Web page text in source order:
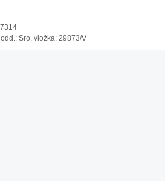
Sro, vložka: 29873/V